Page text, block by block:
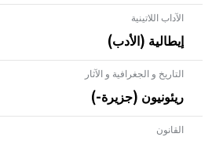
الآداب اللاتينية
إيطالية (الأدب)
التاريخ و الجغرافية و الآثار
ريئونيون (جزيرة-)
القانون- هل تعلم أن الأبلق نوع من الفنون